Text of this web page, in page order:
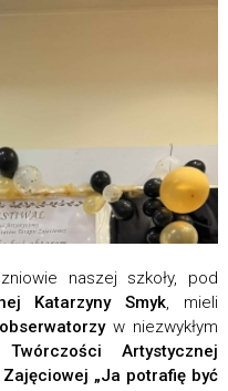
naszej szkoły, pod
Katarzyny Smyk, mieli
w niezwykłym
Artystycznej
„Ja potrafię być